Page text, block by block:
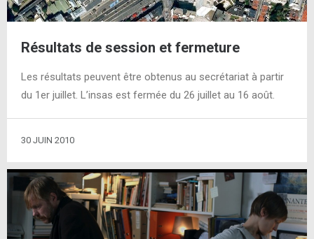
Résultats de session et fermeture
Les résultats peuvent être obtenus au secrétariat à partir
du 1er juillet. L’insas est fermée du 26 juillet au 16 août.
30 JUIN 2010